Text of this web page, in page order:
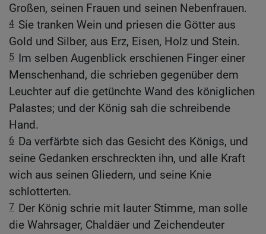
Großen, seinen Frauen und seinen Nebenfrauen.
4 Sie tranken Wein und priesen die Götter aus
Gold und Silber, aus Erz, Eisen, Holz und Stein.
5 Im selben Augenblick erschienen Finger einer
Menschenhand, die schrieben gegenüber dem
Leuchter auf die getünchte Wand des königlichen
Palastes; und der König sah die schreibende
Hand.
6 Da verfärbte sich das Gesicht des Königs, und
seine Gedanken erschreckten ihn, und alle Kraft
wich aus seinen Gliedern, und seine Knie
schlotterten.
7 Der König schrie mit lauter Stimme, man solle
die Wahrsager, Chaldäer und Zeichendeuter